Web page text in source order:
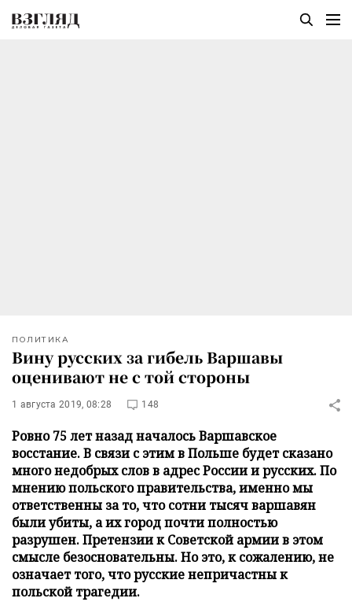
ПОЛИТИКА
Вину русских за гибель Варшавы
оценивают не с той стороны
1 августа 2019, 08:28 148
Ровно 75 лет назад началось Варшавское
восстание. В связи с этим в Польше будет сказано
много недобрых слов в адрес России и русских. По
мнению польского правительства, именно мы
ответственны за то, что сотни тысяч варшавян
были убиты, а их город почти полностью
разрушен. Претензии к Советской армии в этом
смысле безосновательны. Но это, к сожалению, не
означает того, что русские непричастны к
польской трагедии.